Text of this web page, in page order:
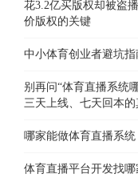
花3.2亿买版权却被盗
价版权的关键
中小体育创业者避坑
别再问“体育直播系统
三天上线、七天回本的
哪家能做体育直播系
体育直播平台开发找